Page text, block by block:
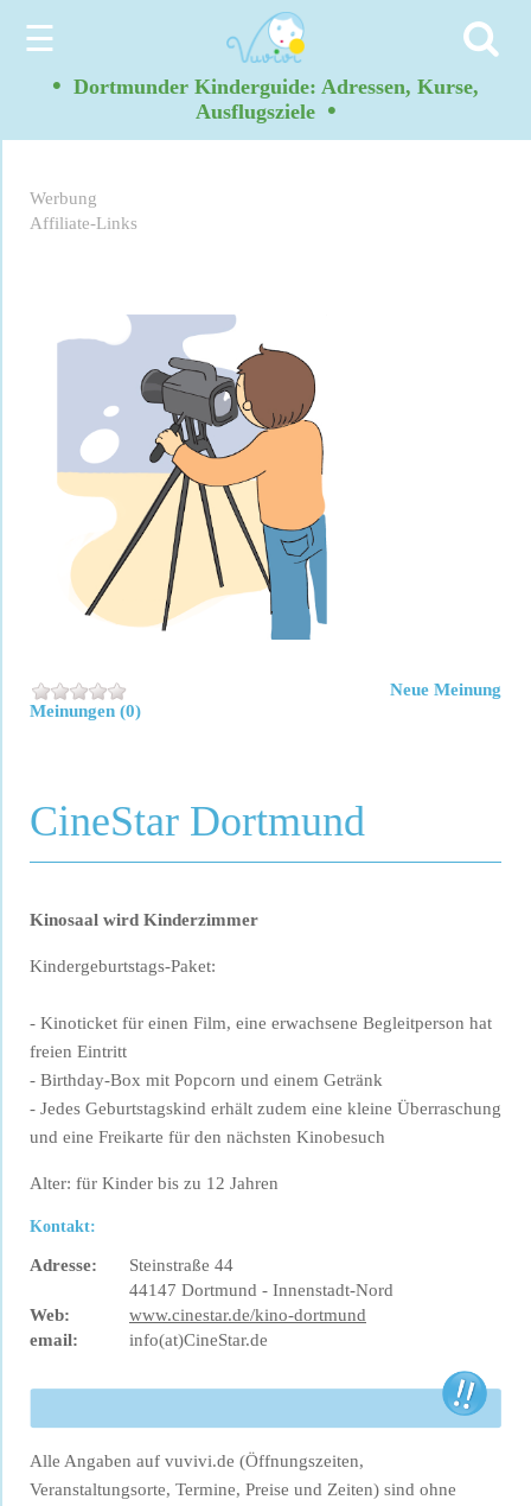
☰
• Dortmunder Kinderguide: Adressen, Kurse,
Ausflugsziele •
Werbung
Affiliate-Links
Meinungen (0)
Neue Meinung
CineStar Dortmund
Kinosaal wird Kinderzimmer
Kindergeburtstags-Paket:
- Kinoticket für einen Film, eine erwachsene Begleitperson hat
freien Eintritt
- Birthday-Box mit Popcorn und einem Getränk
- Jedes Geburtstagskind erhält zudem eine kleine Überraschung
und eine Freikarte für den nächsten Kinobesuch
Alter: für Kinder bis zu 12 Jahren
Kontakt:
Adresse:
Steinstraße 44
44147 Dortmund - Innenstadt-Nord
Web:
www.cinestar.de/kino-dortmund
email:
info(at)CineStar.de
Alle Angaben auf vuvivi.de (Öffnungszeiten,
Veranstaltungsorte, Termine, Preise und Zeiten) sind ohne